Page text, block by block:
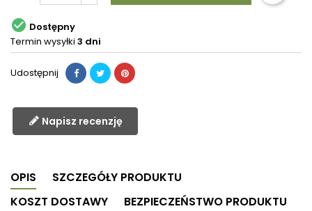
 Dostępny
Termin wysyłki 3 dni
Udostępnij
Napisz recenzję
OPIS
SZCZEGÓŁY PRODUKTU
KOSZT DOSTAWY
BEZPIECZEŃSTWO PRODUKTU